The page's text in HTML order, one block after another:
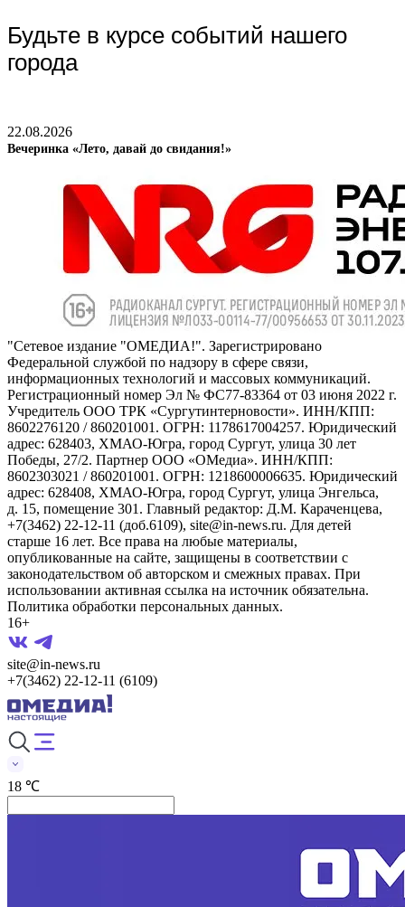
Будьте в курсе событий нашего
города
22.08.2026
Вечеринка «Лето, давай до свидания!»
"Сетевое издание "ОМЕДИА!". Зарегистрировано
Федеральной службой по надзору в сфере связи,
информационных технологий и массовых коммуникаций.
Регистрационный номер Эл № ФС77-83364 от 03 июня 2022 г.
Учредитель ООО ТРК «Сургутинтерновости». ИНН/КПП:
8602276120 / 860201001. ОГРН: 1178617004257. Юридический
адрес: 628403, ХМАО-Югра, город Сургут, улица 30 лет
Победы, 27/2. Партнер ООО «ОМедиа». ИНН/КПП:
8602303021 / 860201001. ОГРН: 1218600006635. Юридический
адрес: 628408, ХМАО-Югра, город Сургут, улица Энгельса,
д. 15, помещение 301. Главный редактор: Д.М. Караченцева,
+7(3462) 22-12-11 (доб.6109), site@in-news.ru. Для детей
старше 16 лет. Все права на любые материалы,
опубликованные на сайте, защищены в соответствии с
законодательством об авторском и смежных правах. При
использовании активная ссылка на источник обязательна.
Политика обработки персональных данных.
16+
site@in-news.ru
+7(3462) 22-12-11 (6109)
18 ℃